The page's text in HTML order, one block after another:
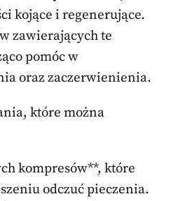
kojące i regenerujące.
zawierających te
pomóc w
oraz zaczerwienienia.
które można
kompresów**, które
odczuć pieczenia.